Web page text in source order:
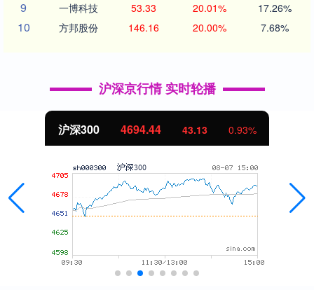
9 一博科技 53.33 20.01% 17.26%
10 方邦股份 146.16 20.00% 7.68%
沪深京行情 实时轮播
北证50 1134.24 11.37